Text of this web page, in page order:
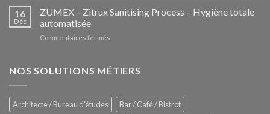
des
–
de
16
Déc
ZUMEX – Zitrux Sanitising Process – Hygiène totale
automatisée
Commentaires fermés
Zitrux
–
Hygiène
NOS SOLUTIONS MÉTIERS
Architecte / Bureau d'études
Bar / Café / Bistrot